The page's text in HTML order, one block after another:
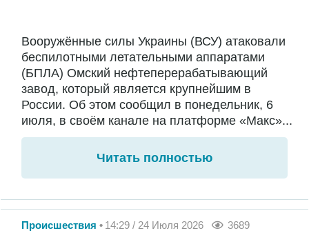
Вооружённые силы Украины (ВСУ) атаковали
беспилотными летательными аппаратами
(БПЛА) Омский нефтеперерабатывающий
завод, который является крупнейшим в
России. Об этом сообщил в понедельник, 6
июля, в своём канале на платформе «Макс»...
Читать полностью
Происшествия 14:29 / 24 Июля 2026 3689